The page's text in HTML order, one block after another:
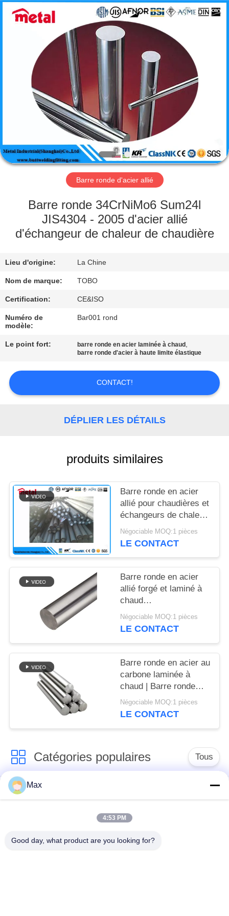
MAISON
PRODUITS
DE
NOUS
VISITE
D'USINE
DE
QUALITÉ
CONTACTEZ-
NOUS
NOUVELLES
SITE
PRIVACY
POLICY
STEEL
GROUP
CHINA.
Barre ronde d'acier allié
Barre ronde 34CrNiMo6 Sum24l
JIS4304 - 2005 d'acier allié
d'échangeur de chaleur de chaudière
Lieu d'origine: La Chine
Nom de marque: TOBO
Certification: CE&ISO
Numéro de
modèle:
Bar001 rond
Le point fort: barre ronde en acier laminée à chaud ,
barre ronde d'acier à haute limite élastique
CONTACT!
DÉPLIER LES DÉTAILS
produits similaires
Barre ronde en acier
allié pour chaudières et
échangeurs de chaleur
ASTM4140/42CrMo4
Négociable MOQ:1 pièces
LE CONTACT
Barre ronde en acier
allié forgé et laminé à
chaud
42CrMo/4140/SAE
1045 Haute résistance
Négociable MOQ:1 pièces
LE CONTACT
Barre ronde en acier au
carbone laminée à
chaud | Barre ronde
pleine en acier
inoxydable
Négociable MOQ:1 pièces
LE CONTACT
Catégories populaires Tous
Tuyau d'alliage de
inoxydable duplex
superbe
tuyau d'acier
Max
4:53 PM
Good day, what product are you looking for?